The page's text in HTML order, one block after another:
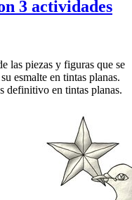
3 actividades
las piezas y figuras que se
esmalte en tintas planas.
definitivo en tintas planas.